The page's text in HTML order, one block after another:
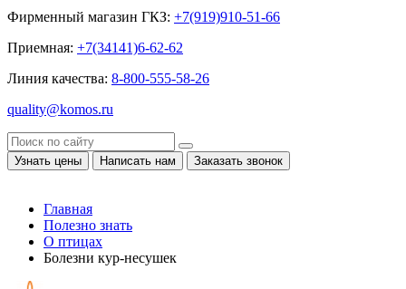
Фирменный магазин ГКЗ: +7(919)910-51-66
Приемная: +7(34141)6-62-62
Линия качества: 8-800-555-58-26
quality@komos.ru
Узнать цены Написать нам Заказать звонок
Главная
Полезно знать
О птицах
Болезни кур-несушек